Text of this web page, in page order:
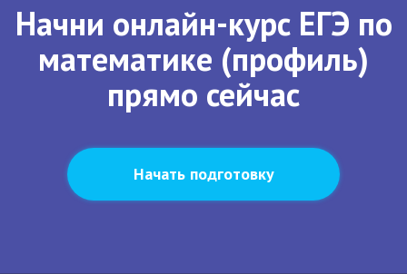
Начни онлайн-курс ЕГЭ по
математике (профиль)
прямо сейчас
Начать подготовку